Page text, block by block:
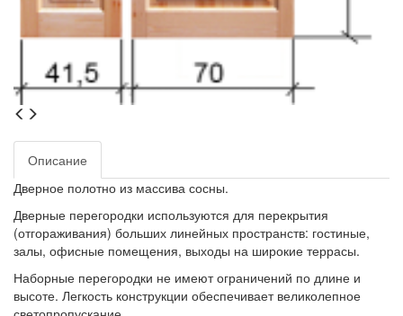
Описание
Дверное полотно из массива сосны.
Дверные перегородки используются для перекрытия
(отгораживания) больших линейных пространств: гостиные,
залы, офисные помещения, выходы на широкие террасы.
Наборные перегородки не имеют ограничений по длине и
высоте. Легкость конструкции обеспечивает великолепное